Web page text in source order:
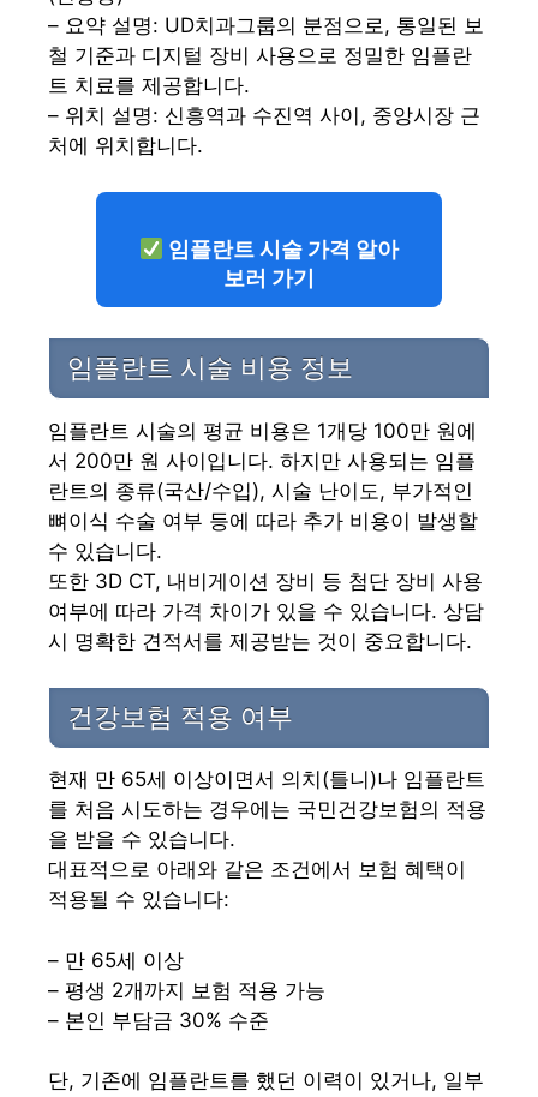
– 요약 설명: UD치과그룹의 분점으로, 통일된 보
철 기준과 디지털 장비 사용으로 정밀한 임플란
트 치료를 제공합니다.
– 위치 설명: 신흥역과 수진역 사이, 중앙시장 근
처에 위치합니다.
임플란트 시술 가격 알아
보러 가기
임플란트 시술 비용 정보
임플란트 시술의 평균 비용은 1개당 100만 원에
서 200만 원 사이입니다. 하지만 사용되는 임플
란트의 종류(국산/수입), 시술 난이도, 부가적인
뼈이식 수술 여부 등에 따라 추가 비용이 발생할
수 있습니다.
또한 3D CT, 내비게이션 장비 등 첨단 장비 사용
여부에 따라 가격 차이가 있을 수 있습니다. 상담
시 명확한 견적서를 제공받는 것이 중요합니다.
건강보험 적용 여부
현재 만 65세 이상이면서 의치(틀니)나 임플란트
를 처음 시도하는 경우에는 국민건강보험의 적용
을 받을 수 있습니다.
대표적으로 아래와 같은 조건에서 보험 혜택이
적용될 수 있습니다:
– 만 65세 이상
– 평생 2개까지 보험 적용 가능
– 본인 부담금 30% 수준
단, 기존에 임플란트를 했던 이력이 있거나, 일부